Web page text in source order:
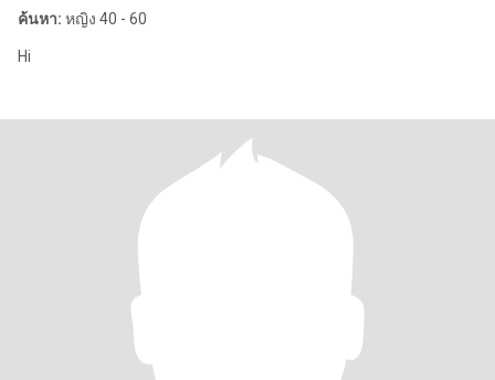
ค้นหา: หญิง 40 - 60
Hi